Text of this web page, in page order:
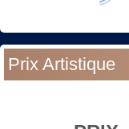
Prix Artistique